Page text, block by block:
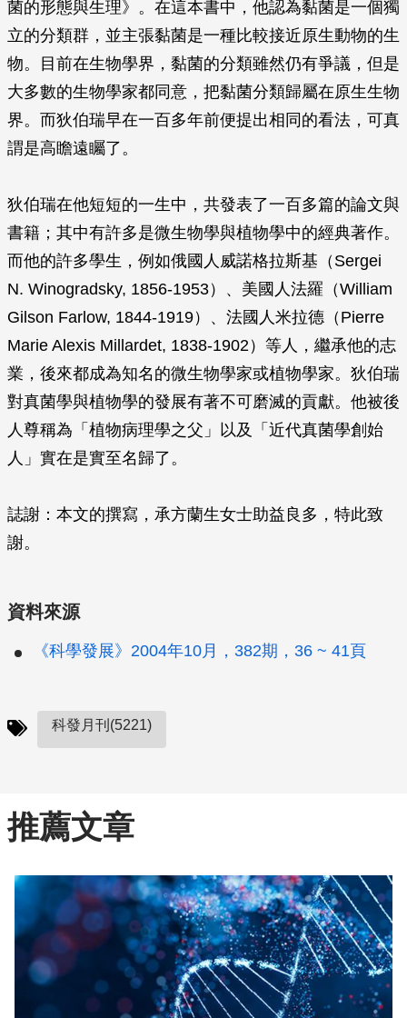
菌的形態與生理》。在這本書中，他認為黏菌是一個獨
立的分類群，並主張黏菌是一種比較接近原生動物的生
物。目前在生物學界，黏菌的分類雖然仍有爭議，但是
大多數的生物學家都同意，把黏菌分類歸屬在原生生物
界。而狄伯瑞早在一百多年前便提出相同的看法，可真
謂是高瞻遠矚了。
狄伯瑞在他短短的一生中，共發表了一百多篇的論文與
書籍；其中有許多是微生物學與植物學中的經典著作。
而他的許多學生，例如俄國人威諾格拉斯基（Sergei
N. Winogradsky, 1856-1953）、美國人法羅（William
Gilson Farlow, 1844-1919）、法國人米拉德（Pierre
Marie Alexis Millardet, 1838-1902）等人，繼承他的志
業，後來都成為知名的微生物學家或植物學家。狄伯瑞
對真菌學與植物學的發展有著不可磨滅的貢獻。他被後
人尊稱為「植物病理學之父」以及「近代真菌學創始
人」實在是實至名歸了。
誌謝：本文的撰寫，承方蘭生女士助益良多，特此致
謝。
資料來源
《科學發展》2004年10月，382期，36 ~ 41頁
科發月刊(5221)
推薦文章